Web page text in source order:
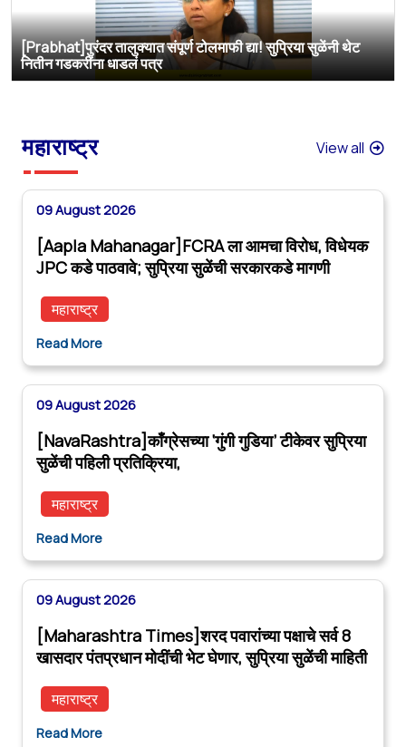
[Prabhat]पुरंदर तालुक्यात संपूर्ण टोलमाफी द्या! सुप्रिया सुळेंनी थेट
नितीन गडकरींना धाडलं पत्र
महाराष्ट्र View all
09 August 2026
[Aapla Mahanagar]FCRA ला आमचा विरोध, विधेयक
JPC कडे पाठवावे; सुप्रिया सुळेंची सरकारकडे मागणी
महाराष्ट्र
Read More
09 August 2026
[NavaRashtra]काँग्रेसच्या ‘गुंगी गुडिया’ टीकेवर सुप्रिया
सुळेंची पहिली प्रतिक्रिया,
महाराष्ट्र
Read More
09 August 2026
[Maharashtra Times]शरद पवारांच्या पक्षाचे सर्व 8
खासदार पंतप्रधान मोदींची भेट घेणार, सुप्रिया सुळेंची माहिती
महाराष्ट्र
Read More